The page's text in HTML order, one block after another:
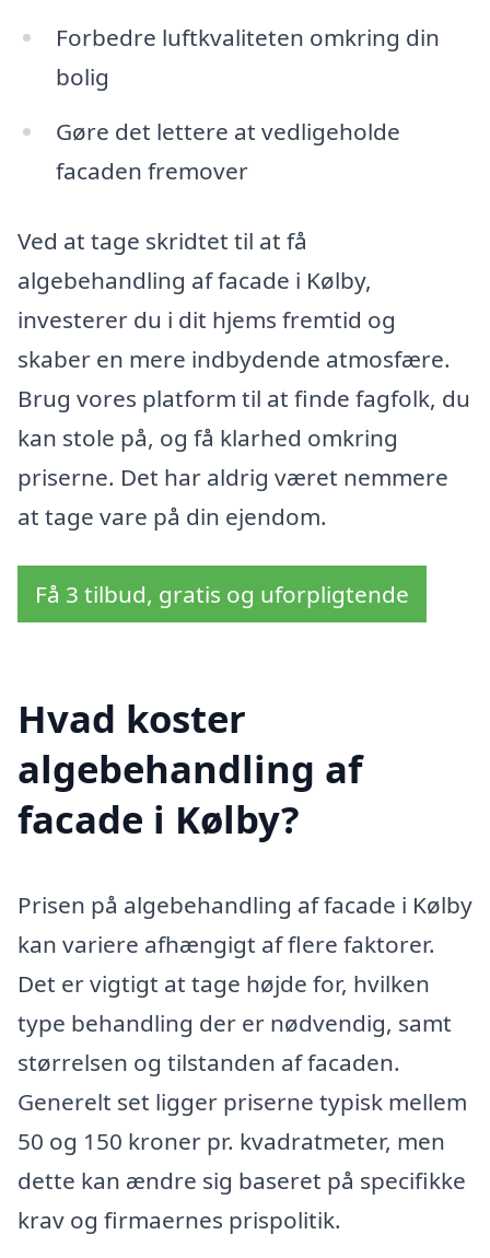
Forbedre luftkvaliteten omkring din
bolig
Gøre det lettere at vedligeholde
facaden fremover
Ved at tage skridtet til at få
algebehandling af facade i Kølby,
investerer du i dit hjems fremtid og
skaber en mere indbydende atmosfære.
Brug vores platform til at finde fagfolk, du
kan stole på, og få klarhed omkring
priserne. Det har aldrig været nemmere
at tage vare på din ejendom.
Få 3 tilbud, gratis og uforpligtende
Hvad koster
algebehandling af
facade i Kølby?
Prisen på algebehandling af facade i Kølby
kan variere afhængigt af flere faktorer.
Det er vigtigt at tage højde for, hvilken
type behandling der er nødvendig, samt
størrelsen og tilstanden af facaden.
Generelt set ligger priserne typisk mellem
50 og 150 kroner pr. kvadratmeter, men
dette kan ændre sig baseret på specifikke
krav og firmaernes prispolitik.